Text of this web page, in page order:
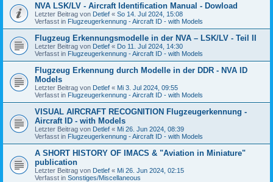
NVA LSK/LV - Aircraft Identification Manual - Dowload
Letzter Beitrag von Detlef « So 14. Jul 2024, 15:08
Verfasst in Flugzeugerkennung - Aircraft ID - with Models
Flugzeug Erkennungsmodelle in der NVA – LSK/LV - Teil II
Letzter Beitrag von Detlef « Do 11. Jul 2024, 14:30
Verfasst in Flugzeugerkennung - Aircraft ID - with Models
Flugzeug Erkennung durch Modelle in der DDR - NVA ID
Models
Letzter Beitrag von Detlef « Mi 3. Jul 2024, 09:55
Verfasst in Flugzeugerkennung - Aircraft ID - with Models
VISUAL AIRCRAFT RECOGNITION Flugzeugerkennung -
Aircraft ID - with Models
Letzter Beitrag von Detlef « Mi 26. Jun 2024, 08:39
Verfasst in Flugzeugerkennung - Aircraft ID - with Models
A SHORT HISTORY OF IMACS & "Aviation in Miniature"
publication
Letzter Beitrag von Detlef « Mi 26. Jun 2024, 02:15
Verfasst in Sonstiges/Miscellaneous